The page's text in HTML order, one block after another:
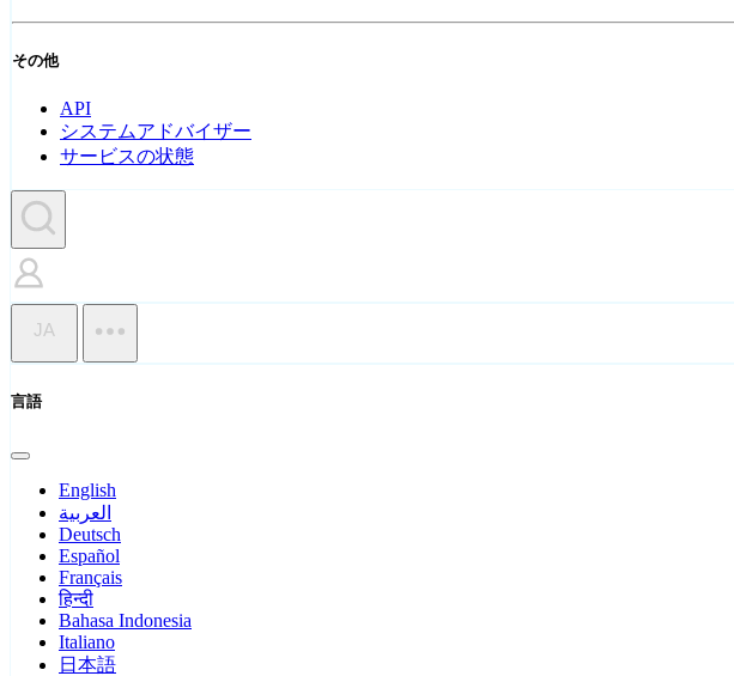
その他
API
システムアドバイザー
サービスの状態
JA
言語
English
العربية
Deutsch
Español
Français
हिन्दी
Bahasa Indonesia
Italiano
日本語